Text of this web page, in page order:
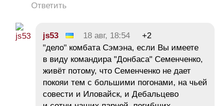
Ответить
js53 18 авг, 18:54
+2
"дело" комбата Сэмэна, если Вы имеете
в виду командира "Донбаса" Семенченко,
живёт потому, что Семенченко не дает
покояи тем с большими погонами, на чьей
совести и Иловайск, и Дебальцево